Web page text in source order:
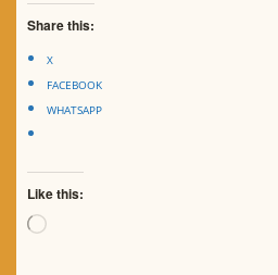
Share this:
X
FACEBOOK
WHATSAPP
Like this:
Loading…